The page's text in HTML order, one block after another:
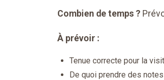
Combien de temps ?
À prévoir :
Tenue correcte pour la
De quoi prendre des